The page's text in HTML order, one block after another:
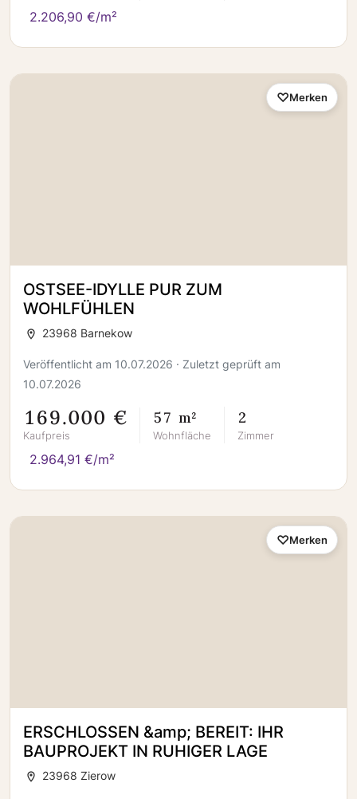
2.206,90 €/m²
OSTSEE-IDYLLE PUR ZUM
WOHLFÜHLEN
23968 Barnekow
Veröffentlicht am 10.07.2026 · Zuletzt geprüft am
10.07.2026
169.000 €
Kaufpreis
57 m²
Wohnfläche
2
Zimmer
2.964,91 €/m²
Merken
ERSCHLOSSEN &amp; BEREIT: IHR
BAUPROJEKT IN RUHIGER LAGE
23968 Zierow
Merken